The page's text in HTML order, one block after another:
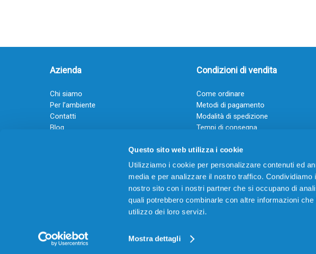
Questo sito web utilizza i cookie
Utilizziamo i cookie per personalizzare contenuti ed
media e per analizzare il nostro traffico.
nostro sito con i nostri partner che si occupano di
quali potrebbero combinarle con altre informazioni
utilizzo dei loro servizi.
Mostra dettagli
Azienda
Chi siamo
Per l’ambiente
Contatti
Blog
Guadagna con il Dropship
Condizioni di vendita
Come ordinare
Metodi di pagamento
Modalità di spedizione
Tempi di consegna
Powered by